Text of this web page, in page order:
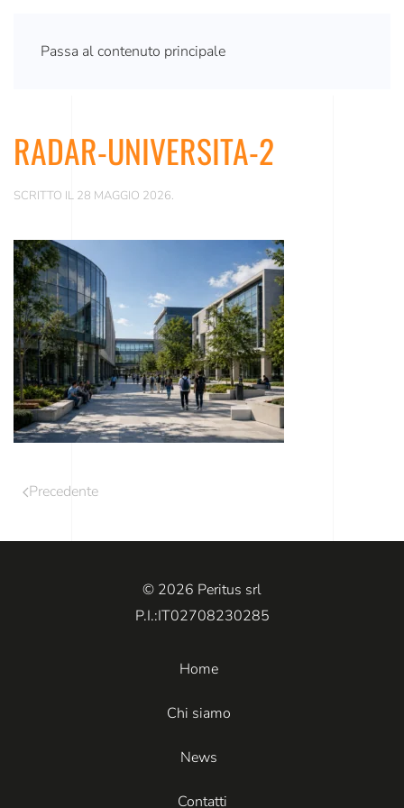
Passa al contenuto principale
RADAR-UNIVERSITA-2
SCRITTO IL 28 MAGGIO 2026.
Precedente
© 2026 Peritus srl
P.I.:IT02708230285
Home
Chi siamo
News
Contatti